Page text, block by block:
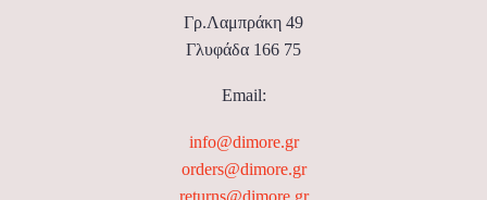
Γρ.Λαμπράκη 49
Γλυφάδα 166 75
Email:
info@dimore.gr
orders@dimore.gr
returns@dimore.gr